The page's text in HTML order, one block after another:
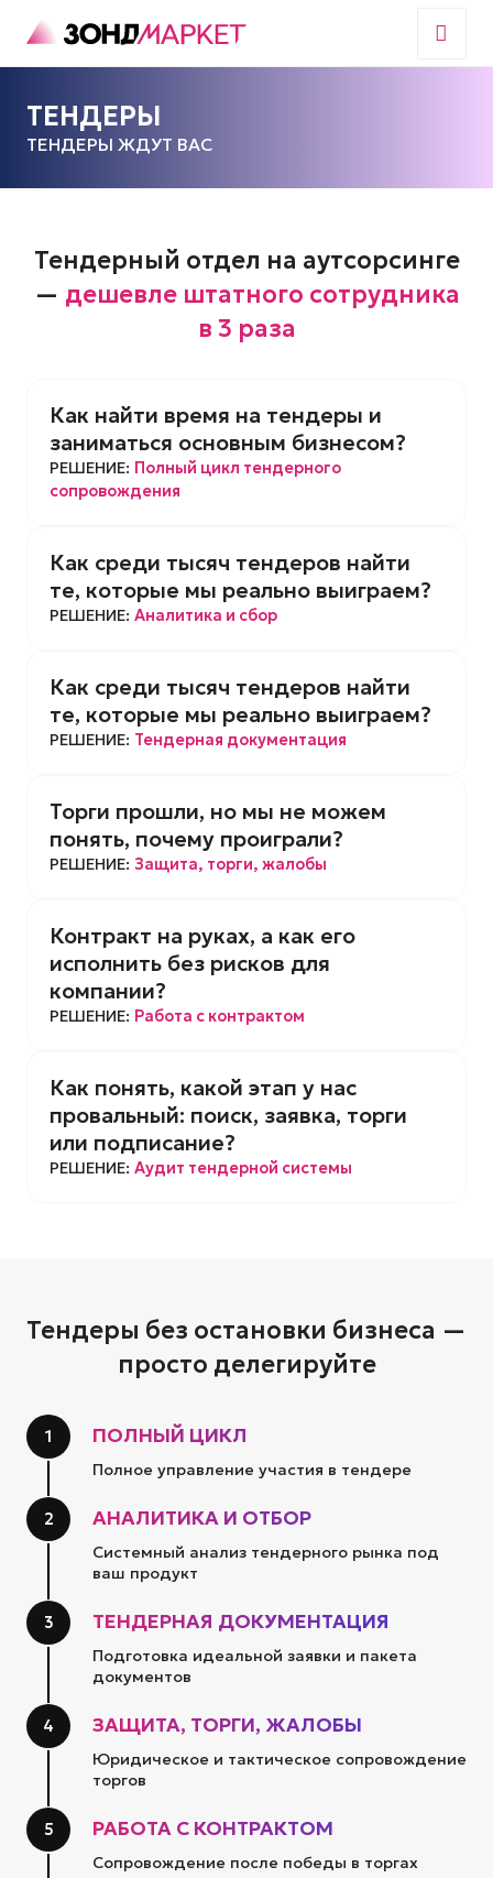
ТЕНДЕРЫ
ТЕНДЕРЫ ЖДУТ ВАС
Тендерный отдел на аутсорсинге
— дешевле штатного сотрудника
в 3 раза
Как найти время на тендеры и
заниматься основным бизнесом?
РЕШЕНИЕ: Полный цикл тендерного
сопровождения
Как среди тысяч тендеров найти
те, которые мы реально выиграем?
РЕШЕНИЕ: Аналитика и сбор
Как среди тысяч тендеров найти
те, которые мы реально выиграем?
РЕШЕНИЕ: Тендерная документация
Торги прошли, но мы не можем
понять, почему проиграли?
РЕШЕНИЕ: Защита, торги, жалобы
Контракт на руках, а как его
исполнить без рисков для
компании?
РЕШЕНИЕ: Работа с контрактом
Как понять, какой этап у нас
провальный: поиск, заявка, торги
или подписание?
РЕШЕНИЕ: Аудит тендерной системы
Тендеры без остановки бизнеса —
просто делегируйте
1 ПОЛНЫЙ ЦИКЛ
Полное управление участия в тендере
2 АНАЛИТИКА И ОТБОР
Системный анализ тендерного рынка под
ваш продукт
3 ТЕНДЕРНАЯ ДОКУМЕНТАЦИЯ
Подготовка идеальной заявки и пакета
документов
4 ЗАЩИТА, ТОРГИ, ЖАЛОБЫ
Юридическое и тактическое сопровождение
торгов
5 РАБОТА С КОНТРАКТОМ
Сопровождение после победы в торгах